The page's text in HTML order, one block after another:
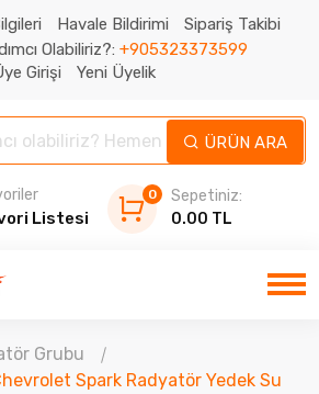
Havale Bildirimi
Sipariş Takibi
Olabiliriz?: +905323373599
Girişi
Yeni Üyelik
ÜRÜN ARA
Listesi
0
Sepetiniz:
0.00 TL
Grubu
Spark Radyatör Yedek Su